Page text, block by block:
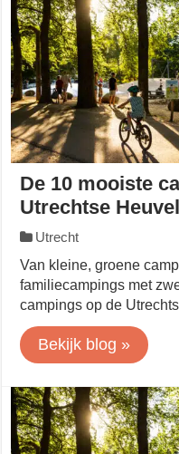
De 10 mooiste
Utrechtse
Utrecht
Van kleine, groene
familiecampings met
campings op de
Bekijk blog »